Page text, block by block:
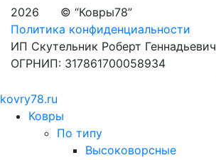
2026
© “Ковры78”
Политика конфиденциальности
ИП Скутельник Роберт Геннадьевич
ОГРНИП: 317861700058934
kovry78.ru
Ковры
По типу
Высоковорсные